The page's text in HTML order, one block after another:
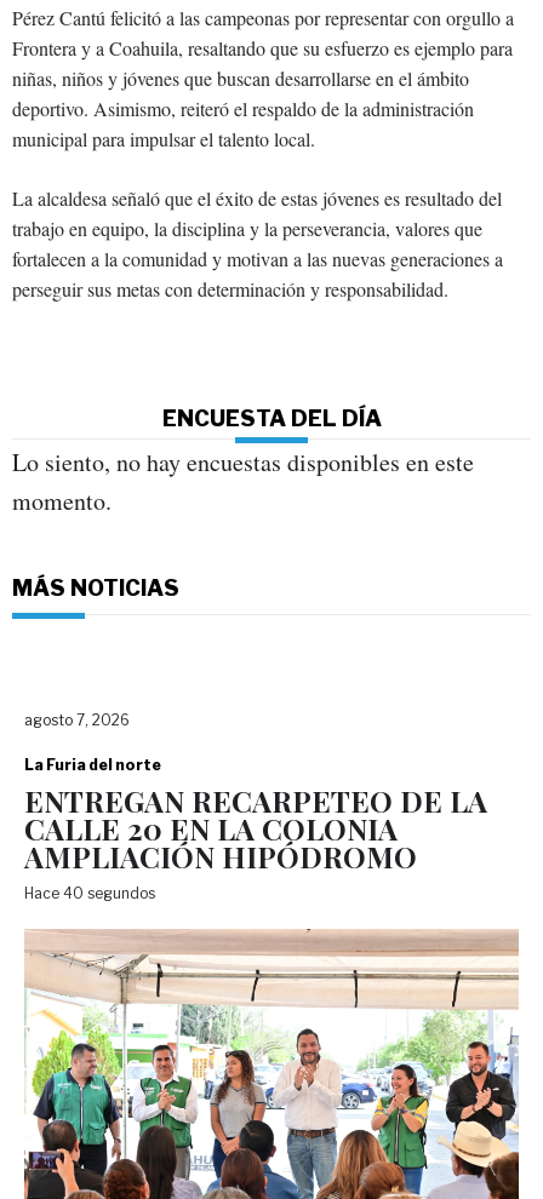
Pérez Cantú felicitó a las campeonas por representar con orgullo a
Frontera y a Coahuila, resaltando que su esfuerzo es ejemplo para
niñas, niños y jóvenes que buscan desarrollarse en el ámbito
deportivo. Asimismo, reiteró el respaldo de la administración
municipal para impulsar el talento local.
La alcaldesa señaló que el éxito de estas jóvenes es resultado del
trabajo en equipo, la disciplina y la perseverancia, valores que
fortalecen a la comunidad y motivan a las nuevas generaciones a
perseguir sus metas con determinación y responsabilidad.
ENCUESTA DEL DÍA
Lo siento, no hay encuestas disponibles en este
momento.
MÁS NOTICIAS
agosto 7, 2026
La Furia del norte
ENTREGAN RECARPETEO DE LA
CALLE 20 EN LA COLONIA
AMPLIACIÓN HIPÓDROMO
Hace 40 segundos